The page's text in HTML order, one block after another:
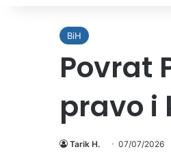
BiH
Povrat
pravo i
Tarik H. 07/07/2026